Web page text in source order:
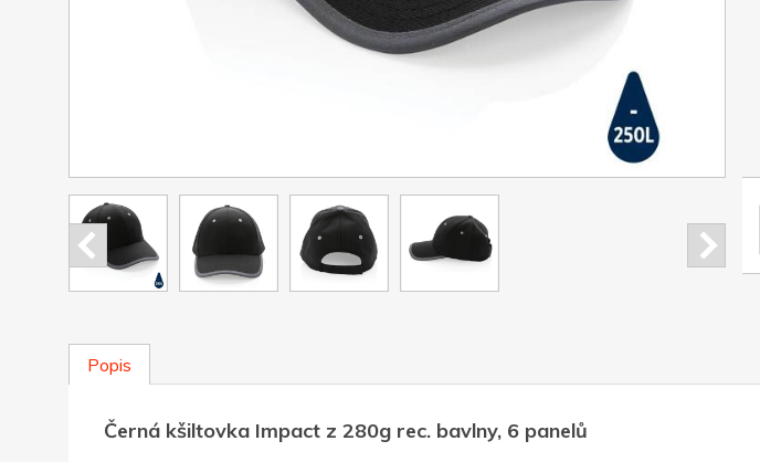
Popis
Černá kšiltovka Impact z 280g rec. bavlny, 6 panelů